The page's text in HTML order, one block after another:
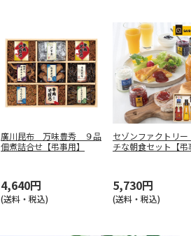
廣川昆布 万味豊秀 ９品
佃煮詰合せ【弔事用】
4,640円
(送料・税込)
セゾンファクトリ
チな朝食セット【弔
5,730円
(送料・税込)